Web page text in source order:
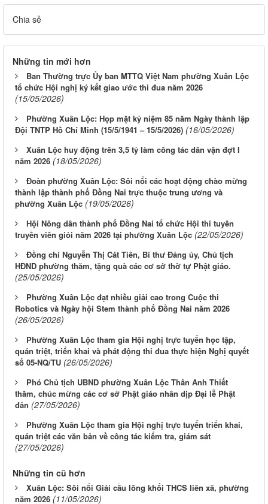
Chia sẻ
Những tin mới hơn
Ban Thường trực Ủy ban MTTQ Việt Nam phường Xuân Lộc
tổ chức Hội nghị ký kết giao ước thi đua năm 2026
(15/05/2026)
Phường Xuân Lộc: Họp mặt kỷ niệm 85 năm Ngày thành lập
Đội TNTP Hồ Chí Minh (15/5/1941 – 15/5/2026) (16/05/2026)
Xuân Lộc huy động trên 3,5 tỷ làm công tác dân vận đợt I
năm 2026 (18/05/2026)
Đoàn phường Xuân Lộc: Sôi nổi các hoạt động chào mừng
thành lập thành phố Đồng Nai trực thuộc trung ương và
phường Xuân Lộc (19/05/2026)
Hội Nông dân thành phố Đồng Nai tổ chức Hội thi tuyên
truyền viên giỏi năm 2026 tại phường Xuân Lộc (22/05/2026)
Đồng chí Nguyễn Thị Cát Tiên, Bí thư Đảng ủy, Chủ tịch
HĐND phường thăm, tặng quà các cơ sở thờ tự Phật giáo.
(25/05/2026)
Phường Xuân Lộc đạt nhiều giải cao trong Cuộc thi
Robotics và Ngày hội Stem thành phố Đồng Nai năm 2026
(26/05/2026)
Phường Xuân Lộc tham gia Hội nghị trực tuyến học tập,
quán triệt, triển khai và phát động thi đua thực hiện Nghị quyết
số 05-NQ/TU (26/05/2026)
Phó Chủ tịch UBND phường Xuân Lộc Thân Anh Thiết
thăm, chúc mừng các cơ sở Phật giáo nhân dịp Đại lễ Phật
đản (27/05/2026)
Phường Xuân Lộc tham gia Hội nghị trực tuyến triển khai,
quán triệt các văn bản về công tác kiểm tra, giám sát
(27/05/2026)
Những tin cũ hơn
Xuân Lộc: Sôi nổi Giải cầu lông khối THCS liên xã, phường
năm 2026 (11/05/2026)